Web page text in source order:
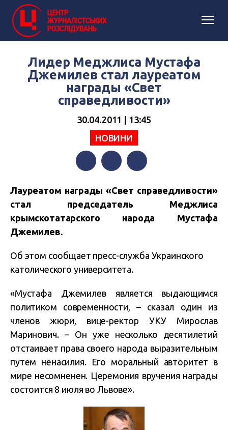
Лидер Меджлиса Мустафа
Джемилев стал лауреатом
награды «Свет
справедливости»
30.04.2011 | 13:45
НОВИНИ
Лауреатом награды «Свет справедливости»
стал председатель Меджлиса
крымскотатарского народа Мустафа
Джемилев.
Об этом сообщает пресс-служба Украинского
католического университета.
«Мустафа Джемилев является выдающимся
политиком современности, – сказал один из
членов жюри, вице-ректор УКУ Мирослав
Маринович. – Он уже несколько десятилетий
отстаивает права своего народа выразительным
путем ненасилия. Его моральный авторитет в
мире несомненен. Церемония вручения награды
состоится 8 июля во Львове».